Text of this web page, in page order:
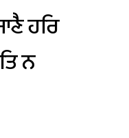
ਹਰਿ
ਨ